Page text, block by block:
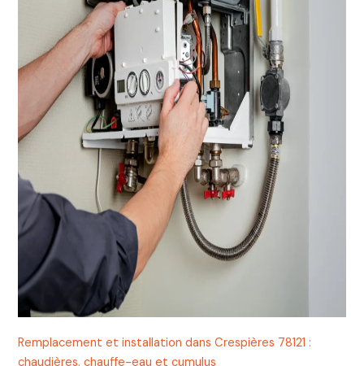
Remplacement et installation dans Crespières 78121 :
chaudières, chauffe-eau et cumulus